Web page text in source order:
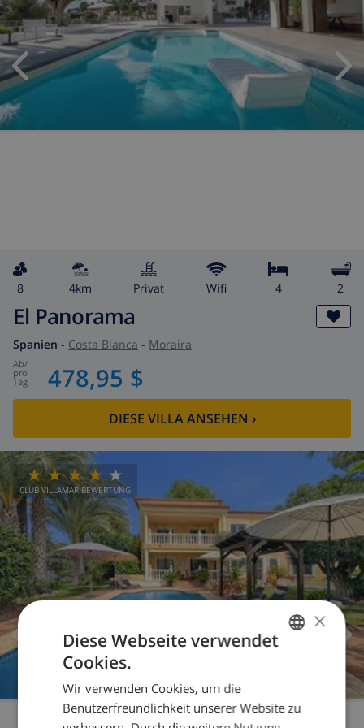
8 4km Privat wifi 4 2
El Panorama
Spanien - Costa Blanca - Moraira
ab/
pro
Tag 478,95 $
DIESE VILLA ANSEHEN ›
CLUB VILLAMAR BEWERTUNG
DUTCH
×
Diese Webseite verwendet
Cookies.
Wir verwenden Cookies, um die
Benutzerfreundlichkeit unserer Website zu